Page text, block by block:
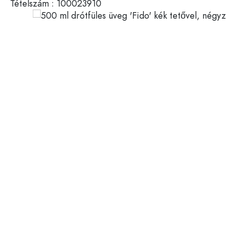
Műanyag tartályok
Palackok felhasználás szerint
Tételszám : 100023910